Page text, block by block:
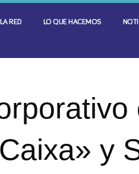
RED LO QUE HACEMOS
y